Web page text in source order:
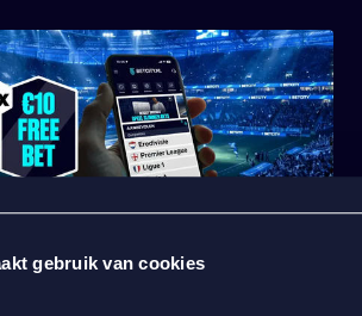
gebruik van cookies